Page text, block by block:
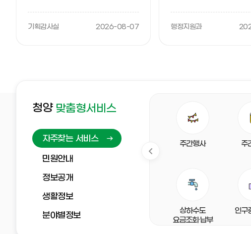
기획감사실 2026-08-07 행정지원과
청양 맞춤형서비스
자주찾는 서비스
민원안내
정보공개
생활정보
분야별정보
청양사랑장학회 어린이백제체험관
재정공시
주간행사 주
상하수도
요금조회·납부
인구